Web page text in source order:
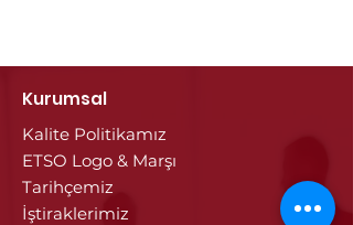
Kurumsal
Kalite Politikamız
ETSO Logo & Marşı
Tarihçemiz
İştiraklerimiz